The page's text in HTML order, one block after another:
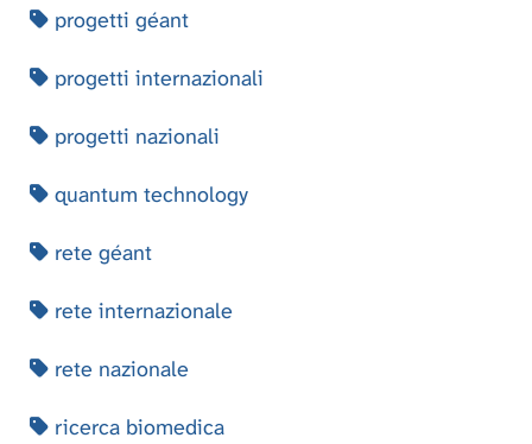
progetti géant
progetti internazionali
progetti nazionali
quantum technology
rete géant
rete internazionale
rete nazionale
ricerca biomedica